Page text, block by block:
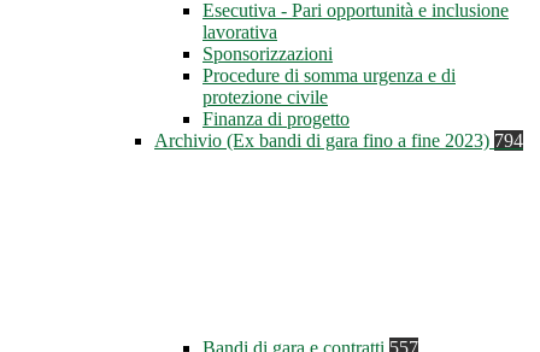
Esecutiva - Pari opportunità e inclusione
lavorativa
Sponsorizzazioni
Procedure di somma urgenza e di
protezione civile
Finanza di progetto
Archivio (Ex bandi di gara fino a fine 2023) 794